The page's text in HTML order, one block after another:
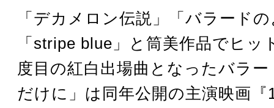
「デカメロン伝説」「バラード
「stripe blue」と筒美作品でヒッ
度目の紅白出場曲となったバラ
だけに」は同年公開の主演映画